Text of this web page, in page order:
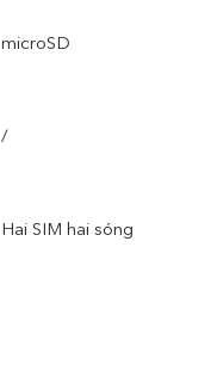
microSD
/
Hai SIM hai sóng